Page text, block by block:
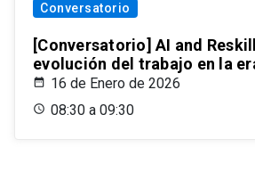
Conversatorio
[Conversatorio] AI and
evolución del trabajo en la
16 de Enero de 2026
08:30 a 09:30